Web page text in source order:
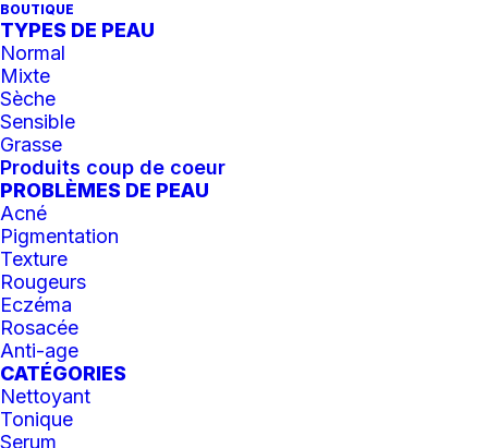
BOUTIQUE
TYPES DE PEAU
Normal
Mixte
Sèche
Sensible
Grasse
Produits coup de coeur
PROBLÈMES DE PEAU
Acné
Pigmentation
Texture
Rougeurs
Eczéma
Rosacée
Anti-age
CATÉGORIES
Nettoyant
Tonique
Serum
Accelerate, traitement local avancé
47.60